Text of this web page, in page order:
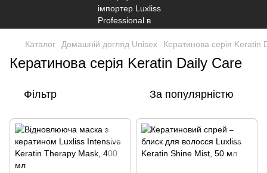
Каталог Домашній догляд Unisex Кератинова серія Keratin
Кератинова серія Keratin Daily Care
Фільтр За популярністю